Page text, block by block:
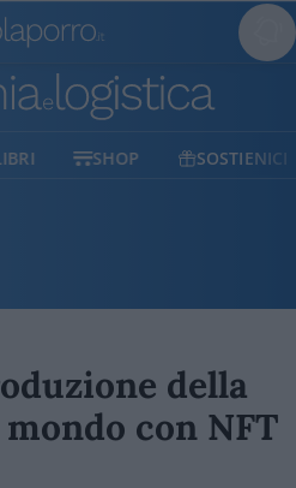
SHOP SOSTIENICI
della
con NFT